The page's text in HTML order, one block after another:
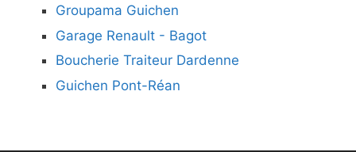
Groupama Guichen
Garage Renault - Bagot
Boucherie Traiteur Dardenne
Guichen Pont-Réan